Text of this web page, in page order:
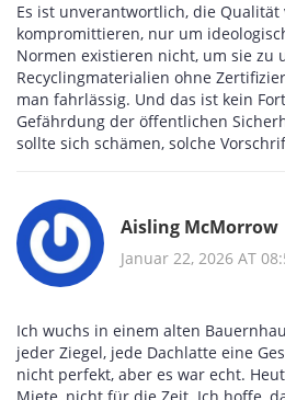
Es ist unverantwortlich, die Qualität
kompromittieren, nur um
Normen existieren nicht, um sie zu
Recyclingmaterialien ohne
man fahrlässig. Und das ist kein
Gefährdung der öffentlichen
sollte sich schämen, solche
Aisling McMorrow
Januar 22, 2026 AT
Ich wuchs in einem alten
jeder Ziegel, jede Dachlatte eine
nicht perfekt, aber es war echt.